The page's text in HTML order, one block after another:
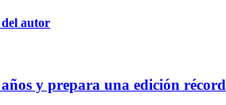
autor
y prepara una edición récord